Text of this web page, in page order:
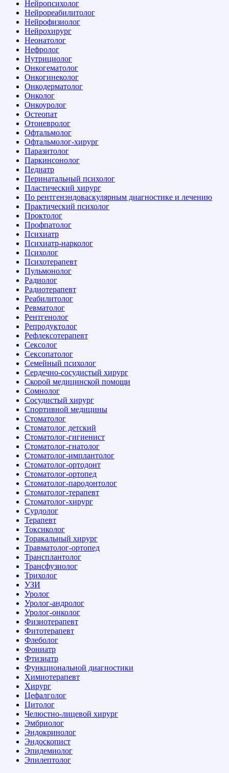
Нейропсихолог
Нейрореабилитолог
Нейрофизиолог
Нейрохирург
Неонатолог
Нефролог
Нутрициолог
Онкогематолог
Онкогинеколог
Онкодерматолог
Онколог
Онкоуролог
Остеопат
Отоневролог
Офтальмолог
Офтальмолог-хирург
Паразитолог
Паркинсонолог
Педиатр
Перинатальный психолог
Пластический хирург
По рентгенэндоваскулярным диагностике и лечению
Практический психолог
Проктолог
Профпатолог
Психиатр
Психиатр-нарколог
Психолог
Психотерапевт
Пульмонолог
Радиолог
Радиотерапевт
Реабилитолог
Ревматолог
Рентгенолог
Репродуктолог
Рефлексотерапевт
Сексолог
Сексопатолог
Семейный психолог
Сердечно-сосудистый хирург
Скорой медицинской помощи
Сомнолог
Сосудистый хирург
Спортивной медицины
Стоматолог
Стоматолог детский
Стоматолог-гигиенист
Стоматолог-гнатолог
Стоматолог-имплантолог
Стоматолог-ортодонт
Стоматолог-ортопед
Стоматолог-пародонтолог
Стоматолог-терапевт
Стоматолог-хирург
Сурдолог
Терапевт
Токсиколог
Торакальный хирург
Травматолог-ортопед
Трансплантолог
Трансфузиолог
Трихолог
УЗИ
Уролог
Уролог-андролог
Уролог-онколог
Физиотерапевт
Фитотерапевт
Флеболог
Фониатр
Фтизиатр
Функциональной диагностики
Химиотерапевт
Хирург
Цефалголог
Цитолог
Челюстно-лицевой хирург
Эмбриолог
Эндокринолог
Эндоскопист
Эпидемиолог
Эпилептолог